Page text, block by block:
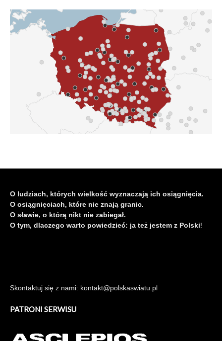
O ludziach, których wielkość wyznaczają ich osiągnięcia.
O osiągnięciach, które nie znają granic.
O sławie, o którą nikt nie zabiegał.
O tym, dlaczego warto powiedzieć: ja też jestem z Polski!
Skontaktuj się z nami: kontakt@polskaswiatu.pl
PATRONI SERWISU